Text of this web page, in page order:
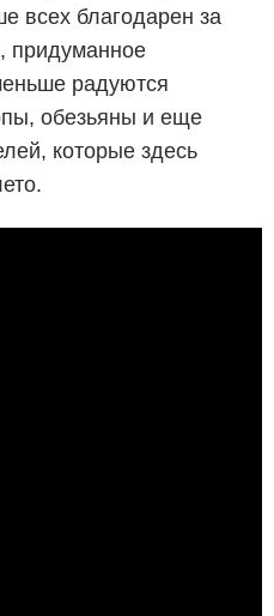
всех благодарен за
придуманное
радуются
обезьяны и еще
которые здесь